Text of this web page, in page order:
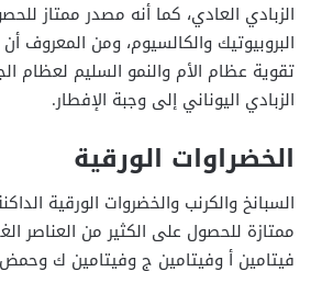
الزبادي العادي، كما أنه مصدر ممتاز
البروبيوتيك والكالسيوم، ومن المعروف
تقوية عظام الأم والنمو السليم لعظام
الزبادي اليوناني إلى وجبة الإفطار.
الخضراوات الورقية
السبانخ والكرنب والخضروات الورقية
ممتازة للحصول على الكثير من العناصر
فيتامين أ وفيتامين ج وفيتامين ك